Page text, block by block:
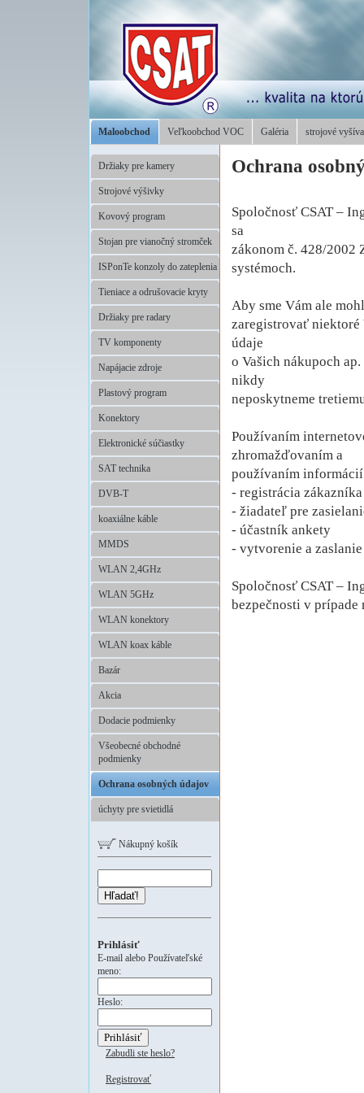
Maloobchod Veľkoobchod VOC Galéria strojové
Držiaky pre kamery
Strojové výšivky
Kovový program
Stojan pre vianočný stromček
ISPonTe konzoly do zateplenia
Tieniace a odrušovacie kryty
Držiaky pre radary
TV komponenty
Napájacie zdroje
Plastový program
Konektory
Elektronické súčiastky
SAT technika
DVB-T
koaxiálne káble
MMDS
WLAN 2,4GHz
WLAN 5GHz
WLAN konektory
WLAN koax káble
Bazár
Akcia
Dodacie podmienky
Všeobecné obchodné
podmienky
Ochrana osobných údajov
úchyty pre svietidlá
Nákupný košík
Hľadať!
Prihlásiť
E-mail alebo Používateľské
meno:
Heslo:
Zabudli ste heslo?
Registrovať
Ochrana
Spoločnosť CSAT –
sa
zákonom č. 428/2002
systémoch.
Aby sme Vám ale
zaregistrovať niektoré
údaje
o Vašich nákupoch
nikdy
neposkytneme
Používaním
zhromažďovaním a
používaním informácií
- registrácia zákazníka
- žiadateľ pre
- účastník ankety
- vytvorenie a
Spoločnosť CSAT –
bezpečnosti v prípade